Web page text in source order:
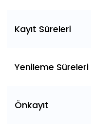
Kayıt Süreleri
Yenileme Süreleri
Önkayıt